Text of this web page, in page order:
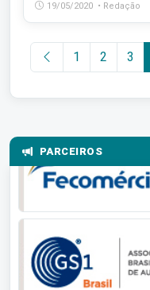
19/05/2020 • Redação
1 2 3
PARCEIROS